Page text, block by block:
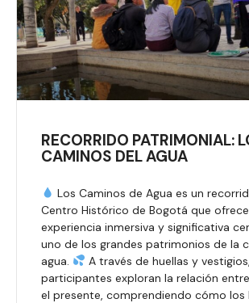
RECORRIDO PATRIMONIAL:
CAMINOS DEL AGUA
Los Caminos de Agua es un
Centro Histórico de Bogotá que
experiencia inmersiva y significativa
uno de los grandes patrimonios de la
agua.
A través de huellas y
participantes exploran la relación
el presente, comprendiendo cómo los